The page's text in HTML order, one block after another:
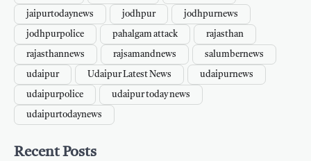
jaipurtodaynews jodhpur jodhpurnews
jodhpurpolice pahalgam attack rajasthan
rajasthannews rajsamandnews salumbernews
udaipur Udaipur Latest News udaipurnews
udaipurpolice udaipur today news
udaipurtodaynews
Recent Posts